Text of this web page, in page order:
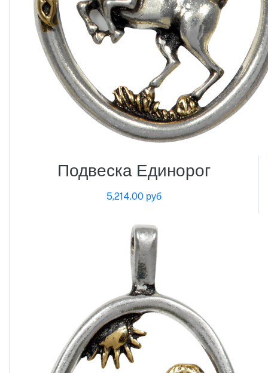
Подвеска Единорог
5,214.00 руб